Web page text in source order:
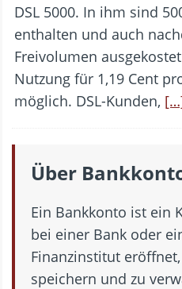
DSL 5000. In ihm sind
enthalten und auch
Freivolumen
Nutzung für 1,19 Cent
möglich. DSL-Kunden,
Über
Ein Bankkonto ist ein
bei einer Bank oder
Finanzinstitut
speichern und zu